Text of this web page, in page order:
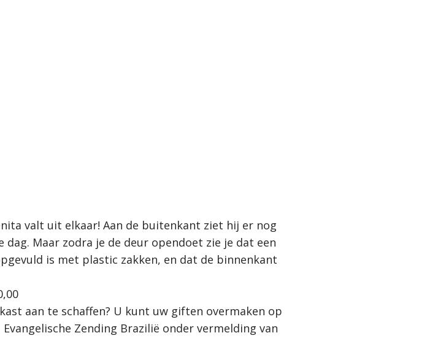
valt uit elkaar! Aan de buitenkant ziet hij er nog
Maar zodra je de deur opendoet zie je dat een
is met plastic zakken, en dat de binnenkant
aan te schaffen? U kunt uw giften overmaken op
Zending Brazilië onder vermelding van